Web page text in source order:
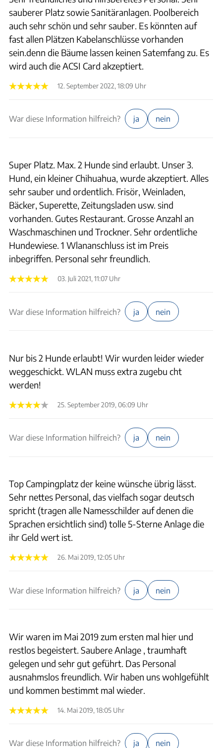
sauberer Platz sowie Sanitäranlagen. Poolbereich
auch sehr schön und sehr sauber. Es könnten auf
fast allen Plätzen Kabelanschlüsse vorhanden
sein.denn die Bäume lassen keinen Satemfang zu. Es
wird auch die ACSI Card akzeptiert.
12. September 2022, 18:09 Uhr
War diese Information hilfreich? ja nein
Super Platz. Max. 2 Hunde sind erlaubt. Unser 3.
Hund, ein kleiner Chihuahua, wurde akzeptiert. Alles
sehr sauber und ordentlich. Frisör, Weinladen,
Bäcker, Superette, Zeitungsladen usw. sind
vorhanden. Gutes Restaurant. Grosse Anzahl an
Waschmaschinen und Trockner. Sehr ordentliche
Hundewiese. 1 Wlananschluss ist im Preis
inbegriffen. Personal sehr freundlich.
03. Juli 2021, 11:07 Uhr
War diese Information hilfreich? ja nein
Nur bis 2 Hunde erlaubt! Wir wurden leider wieder
weggeschickt. WLAN muss extra zugebu cht
werden!
25. September 2019, 06:09 Uhr
War diese Information hilfreich? ja nein
Top Campingplatz der keine wünsche übrig lässt.
Sehr nettes Personal, das vielfach sogar deutsch
spricht (tragen alle Namesschilder auf denen die
Sprachen ersichtlich sind) tolle 5-Sterne Anlage die
ihr Geld wert ist.
26. Mai 2019, 12:05 Uhr
War diese Information hilfreich? ja nein
Wir waren im Mai 2019 zum ersten mal hier und
restlos begeistert. Saubere Anlage , traumhaft
gelegen und sehr gut geführt. Das Personal
ausnahmslos freundlich. Wir haben uns wohlgefühlt
und kommen bestimmt mal wieder.
14. Mai 2019, 18:05 Uhr
War diese Information hilfreich? ja nein